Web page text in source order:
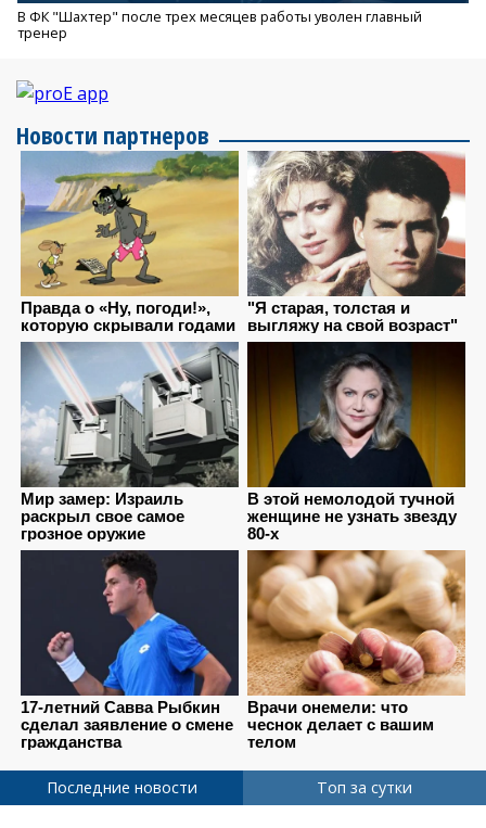
В ФК "Шахтер" после трех месяцев работы уволен главный
тренер
Новости партнеров
Последние новости Топ за сутки